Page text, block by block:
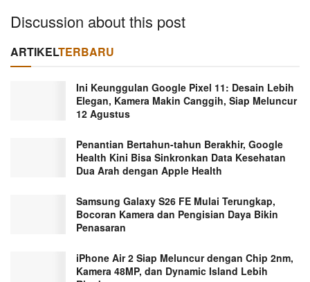
Discussion about this post
ARTIKELTERBARU
Ini Keunggulan Google Pixel 11: Desain Lebih
Elegan, Kamera Makin Canggih, Siap Meluncur
12 Agustus
Penantian Bertahun-tahun Berakhir, Google
Health Kini Bisa Sinkronkan Data Kesehatan
Dua Arah dengan Apple Health
Samsung Galaxy S26 FE Mulai Terungkap,
Bocoran Kamera dan Pengisian Daya Bikin
Penasaran
iPhone Air 2 Siap Meluncur dengan Chip 2nm,
Kamera 48MP, dan Dynamic Island Lebih